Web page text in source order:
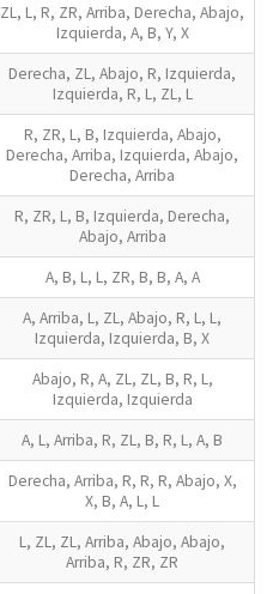
ZL, L, R, ZR, Arriba, Derecha, Abajo,
Izquierda, A, B, Y, X
Derecha, ZL, Abajo, R, Izquierda,
Izquierda, R, L, ZL, L
R, ZR, L, B, Izquierda, Abajo,
Derecha, Arriba, Izquierda, Abajo,
Derecha, Arriba
R, ZR, L, B, Izquierda, Derecha,
Abajo, Arriba
A, B, L, L, ZR, B, B, A, A
A, Arriba, L, ZL, Abajo, R, L, L,
Izquierda, Izquierda, B, X
Abajo, R, A, ZL, ZL, B, R, L,
Izquierda, Izquierda
A, L, Arriba, R, ZL, B, R, L, A, B
Derecha, Arriba, R, R, R, Abajo, X,
X, B, A, L, L
L, ZL, ZL, Arriba, Abajo, Abajo,
Arriba, R, ZR, ZR